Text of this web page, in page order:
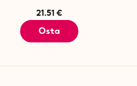
21.51 €
Osta